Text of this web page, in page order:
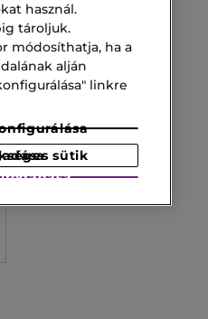
használ.
tároljuk.
módosíthatja, ha a
alján
linkre
sütik elfogadása